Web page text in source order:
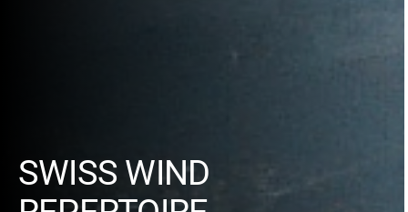
SWISS WIND